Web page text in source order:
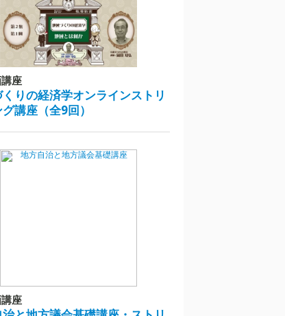
座
りの経済学オンラインストリ
講座（全9回）
座